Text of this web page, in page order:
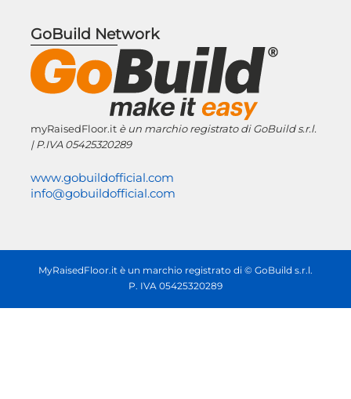
GoBuild Network
myRaisedFloor.it è un marchio registratodi GoBuild s.r.l.
| P.IVA 05425320289
www.gobuildofficial.com
info@gobuildofficial.com
MyRaisedFloor.it è un marchio registrato di © GoBuild s.r.l.
P. IVA 05425320289